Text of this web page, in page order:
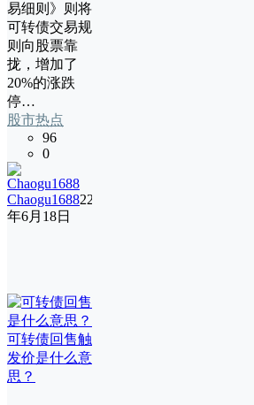
易细则》则将
可转债交易规
则向股票靠
拢，增加了
20%的涨跌
停…
股市热点
96
0
Chaogu168822
年6月18日